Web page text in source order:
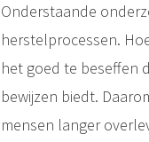
Onderstaande
herstelprocessen.
het goed te beseffen
bewijzen biedt.
mensen langer